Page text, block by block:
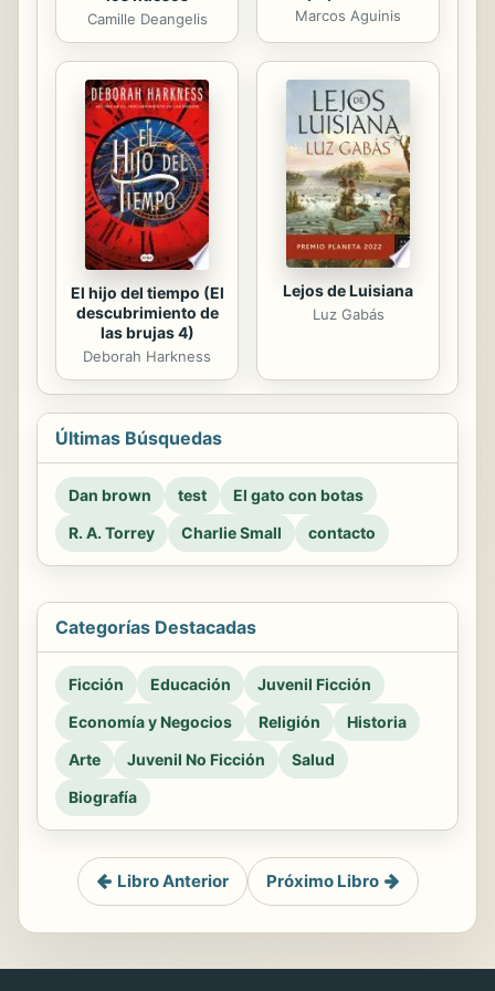
Camille Deangelis Marcos Aguinis
El hijo del tiempo (El
descubrimiento de
las brujas 4)
Deborah Harkness
Lejos de Luisiana
Luz Gabás
Últimas Búsquedas
Dan brown test
El gato con botas
R. A. Torrey
Charlie Small contacto
Categorías Destacadas
Ficción Educación
Juvenil Ficción
Economía y Negocios
Religión
Historia
Arte
Juvenil No Ficción
Salud
Biografía
Libro Anterior Próximo Libro